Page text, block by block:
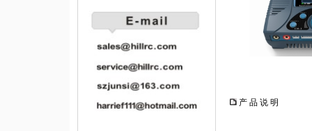
产 品 说 明